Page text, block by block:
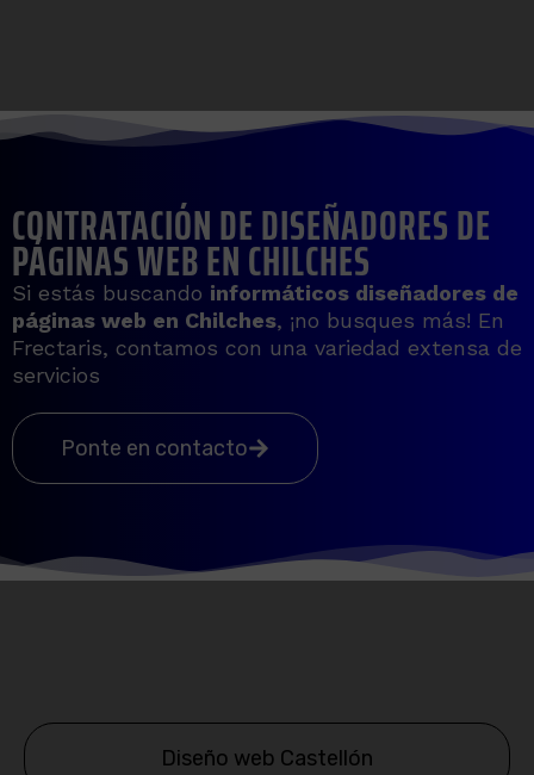
CONTRATACIÓN DE DISEÑADORES DE
PÁGINAS WEB EN CHILCHES
Si estás buscando informáticos diseñadores de
páginas web en Chilches, ¡no busques más! En
Frectaris, contamos con una variedad extensa de
servicios
Ponte en contacto
Diseño web Castellón